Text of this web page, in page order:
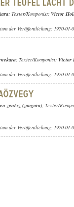
; Texter/Komponist: Victor
der Veröffentlichung: 1970-01-
; Texter/Komponist: Victor
der Veröffentlichung: 1970-01-
zenész (zongora); Texter/
der Veröffentlichung: 1970-01-